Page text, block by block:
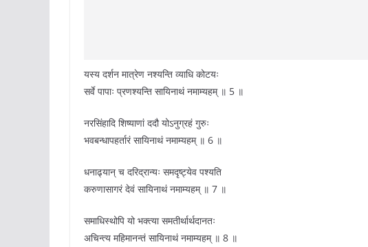
यस्य दर्शन मात्रेण नश्यन्ति व्याधि कोटयः
सर्वे पापाः प्रणश्यन्ति सायिनाथं नमाम्यहम् ॥ 5 ॥
नरसिंहादि शिष्याणां ददौ योऽनुग्रहं गुरुः
भवबन्धापहर्तारं सायिनाथं नमाम्यहम् ॥ 6 ॥
धनाढ्यान् च दरिद्रान्यः समदृष्ट्येव पश्यति
करुणासागरं देवं सायिनाथं नमाम्यहम् ॥ 7 ॥
समाधिस्थोपि यो भक्त्या समतीर्थार्थदानतः
अचिन्त्य महिमानन्तं सायिनाथं नमाम्यहम् ॥ 8 ॥